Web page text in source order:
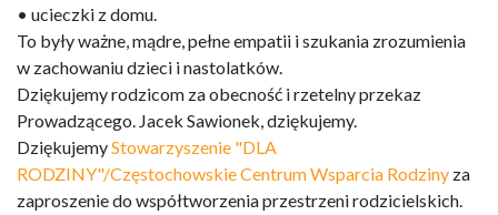
• ucieczki z domu.
To były ważne, mądre, pełne empatii i szukania zrozumienia
w zachowaniu dzieci i nastolatków.
Dziękujemy rodzicom za obecność i rzetelny przekaz
Prowadzącego. Jacek Sawionek, dziękujemy.
DziękujemyStowarzyszenie "DLA
RODZINY"/Częstochowskie Centrum Wsparcia Rodziny za
zaproszenie do współtworzenia przestrzeni rodzicielskich.